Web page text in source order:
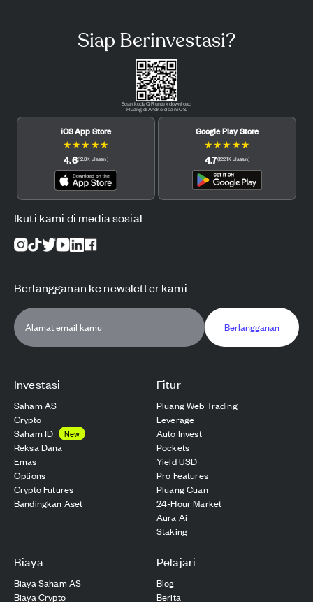
Investasi
Saham AS
Crypto
Saham ID
New
Reksa Dana
Emas
Options
Crypto Futures
Bandingkan Aset
Fitur
Pluang Web Trading
Leverage
Auto Invest
Pockets
Yield USD
Pro Features
Pluang Cuan
24-Hour Market
Aura Ai
Staking
Biaya
Biaya Saham AS
Biaya Crypto
Pelajari
Blog
Berita
Siap Berinvestasi?
Scan kode QR untuk download
Pluang di Android dan iOS.
iOS App Store
★★★ ★★
4.6(12.3K ulasan)
Google Play Store
★★★ ★★
4.7(122.1K ulasan)
Ikuti kami di media sosial
Berlangganan ke newsletter kami
Berlangganan